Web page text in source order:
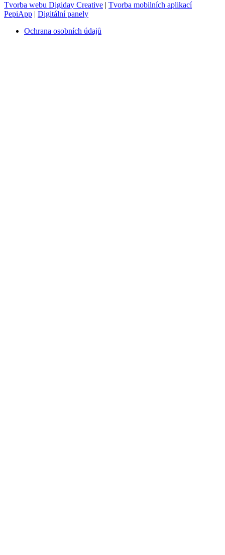
Tvorba webu Digiday Creative
Tvorba mobilních aplikací
PepiApp
Digitální panely
Ochrana osobních údajů